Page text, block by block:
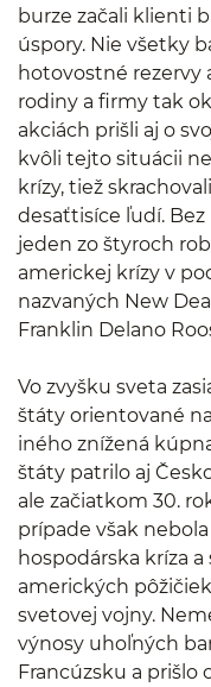
burze začali klienti
úspory. Nie všetky
hotovostné rezervy
rodiny a firmy tak
akciách prišli aj o
kvôli tejto situácii
krízy, tiež
desaťtisíce ľudí. Bez
jeden zo štyroch
americkej krízy v
nazvaných New
Franklin Delano
Vo zvyšku sveta
štáty orientované
iného znížená
štáty patrilo aj
ale začiatkom 30.
prípade však
hospodárska kríza
amerických
svetovej vojny.
výnosy uhoľných
Francúzsku a prišlo